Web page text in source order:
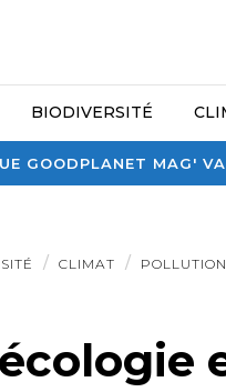
GOODPLANET MAG'
BIODIVERSITÉ
CLIMAT